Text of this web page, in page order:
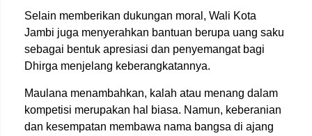
Selain memberikan dukungan moral, Wali Kota
Jambi juga menyerahkan bantuan berupa uang saku
sebagai bentuk apresiasi dan penyemangat bagi
Dhirga menjelang keberangkatannya.
Maulana menambahkan, kalah atau menang dalam
kompetisi merupakan hal biasa. Namun, keberanian
dan kesempatan membawa nama bangsa di ajang